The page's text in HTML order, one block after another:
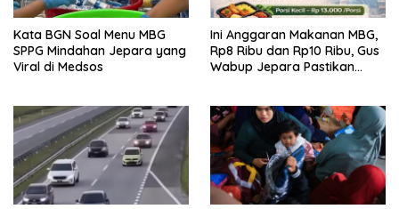
Kata BGN Soal Menu MBG
SPPG Mindahan Jepara yang
Viral di Medsos
Ini Anggaran Makanan MBG,
Rp8 Ribu dan Rp10 Ribu, Gus
Wabup Jepara Pastikan